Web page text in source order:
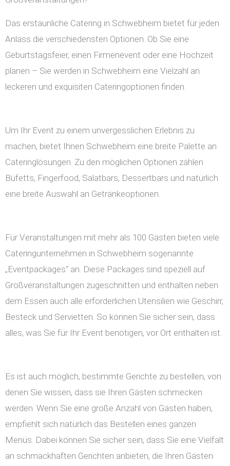
Das erstaunliche Catering in Schwebheim bietet für jeden
Anlass die verschiedensten Optionen. Ob Sie eine
Geburtstagsfeier, einen Firmenevent oder eine Hochzeit
planen – Sie werden in Schwebheim eine Vielzahl an
leckeren und exquisiten Cateringoptionen finden.
Um Ihr Event zu einem unvergesslichen Erlebnis zu
machen, bietet Ihnen Schwebheim eine breite Palette an
Cateringlösungen. Zu den möglichen Optionen zählen
Büfetts, Fingerfood, Salatbars, Dessertbars und natürlich
eine breite Auswahl an Getränkeoptionen.
Für Veranstaltungen mit mehr als 100 Gästen bieten viele
Cateringunternehmen in Schwebheim sogenannte
„Eventpackages“ an. Diese Packages sind speziell auf
Großveranstaltungen zugeschnitten und enthalten neben
dem Essen auch alle erforderlichen Utensilien wie Geschirr,
Besteck und Servietten. So können Sie sicher sein, dass
alles, was Sie für Ihr Event benötigen, vor Ort enthalten ist.
Es ist auch möglich, bestimmte Gerichte zu bestellen, von
denen Sie wissen, dass sie Ihren Gästen schmecken
werden. Wenn Sie eine große Anzahl von Gästen haben,
empfiehlt sich natürlich das Bestellen eines ganzen
Menüs. Dabei können Sie sicher sein, dass Sie eine Vielfalt
an schmackhaften Gerichten anbieten, die Ihren Gästen